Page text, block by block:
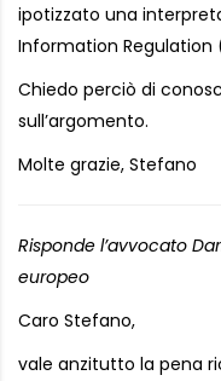
ipotizzato una
Information Regulation
Chiedo perciò di
sull’argomento.
Molte grazie, Stefano
Risponde l’avvocato
europeo
Caro Stefano,
vale anzitutto la pena